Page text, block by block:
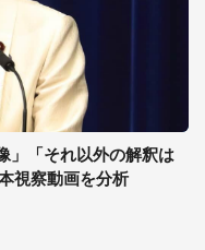
」「それ以外の解釈は
視察動画を分析